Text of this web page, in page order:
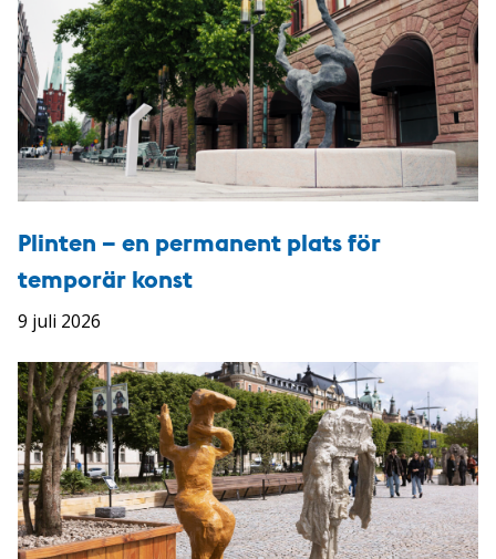
Plinten – en permanent plats för
temporär konst
9 juli 2026